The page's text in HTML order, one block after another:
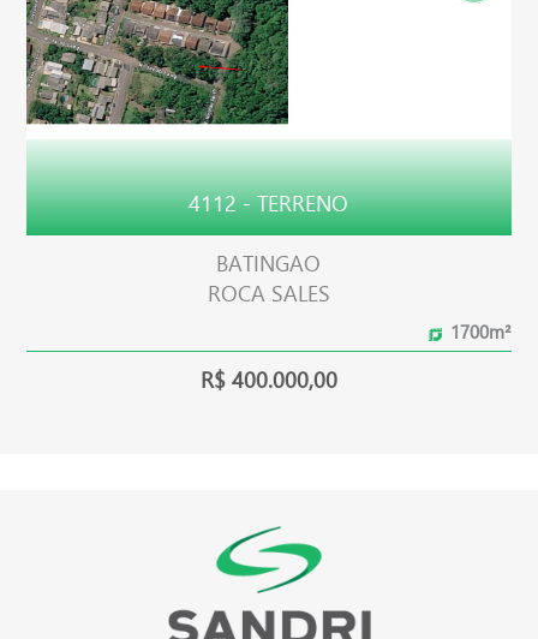
4112 - TERRENO
BATINGAO
ROCA SALES
1700m²
R$ 400.000,00